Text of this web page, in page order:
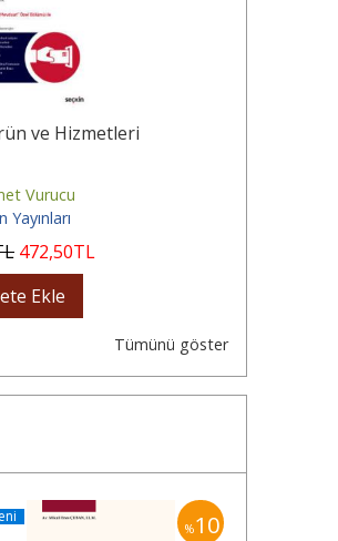
ve Hizmetleri
Vurucu
Yayınları
472,50TL
Ekle
Tümünü göster
%10